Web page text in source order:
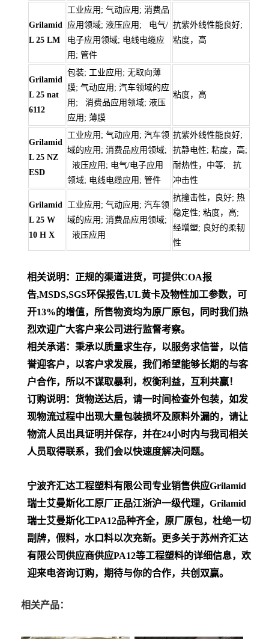
Grilamid
L 25 LM
工业应用; 气动应用; 消费品
应用领域; 液压应用; 电气/
电子应用领域; 电线电缆应
用; 管件
抗紫外线性能良好;
粘度，高
Grilamid
L 25 nat
6112
包装; 工业应用; 无取向薄
膜; 气动应用; 汽车领域的应
用; 消费品应用领域; 液压
应用; 薄膜
粘度，高
Grilamid
L 25 NZ
ESD
工业应用; 气动应用; 汽车领
域的应用; 消费品应用领域;
液压应用; 电气/电子应用
领域; 电线电缆应用; 管件
抗紫外线性能良好;
抗静电性; 粘度，高;
耐热性，中等; 抗
冲击性
Grilamid
L 25 W
10 H X
工业应用; 气动应用; 汽车领
域的应用; 消费品应用领域;
液压应用
抗撞击性，良好; 热
稳定性; 粘度，高;
经增塑; 良好的柔韧
性
相关说明：正规的渠道进货，可提供COA报
告,MSDS,SGS环保报告,UL黄卡及物性加工参数，可
开13%的增值，所售物资均为原厂原包，同时我们热
烈欢迎广大客户来公司进行监督考察。
相关承诺：秉承以质量求生存，以服务求信誉，以信
誉迎客户，以客户求发展，我们希望能够长期的与客
户合作，所以不谋取暴利，权衡利益，互利共赢！
订购说明：货物送达后，请一时间检查外包装，如发
现物流过程中出现大量包装损坏及原料外漏的，请让
物流人员出具证明并保存，并在24小时内与我司相关
人员取得联系，我们会以快速度解决问题。
宁波齐汇达工程塑料有限公司专业销售供应Grilamid
瑞士艾曼斯化工原厂正品江浙沪一级代理，Grilamid
瑞士艾曼斯化工PA12品种齐全，原厂原包，杜绝一切
副牌，假料，水口料以次充新。更多关于苏州齐汇达
有限公司供应商供应PA12等工程塑料的详细信息，欢
迎来电咨询订购，期待与你的合作，共创双赢。
相关产品：